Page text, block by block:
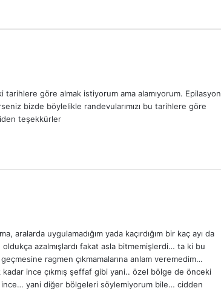
tarihlere göre almak istiyorum ama alamıyorum. Epilasyon
bizde böylelikle randevularımızı bu tarihlere göre
teşekkürler
aralarda uygulamadığım yada kaçırdığım bir kaç ayı da
azalmışlardı fakat asla bitmemişlerdi… ta ki bu
ragmen çıkmamalarına anlam veremedim…
ince çıkmış şeffaf gibi yani.. özel bölge de önceki
ince… yani diğer bölgeleri söylemiyorum bile… cidden